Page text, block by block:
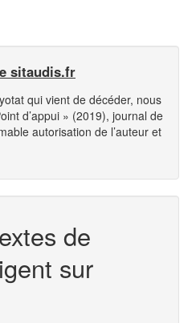
sitaudis.fr
qui vient de décéder, nous
d’appui » (2019), journal de
autorisation de l’auteur et
de
sur